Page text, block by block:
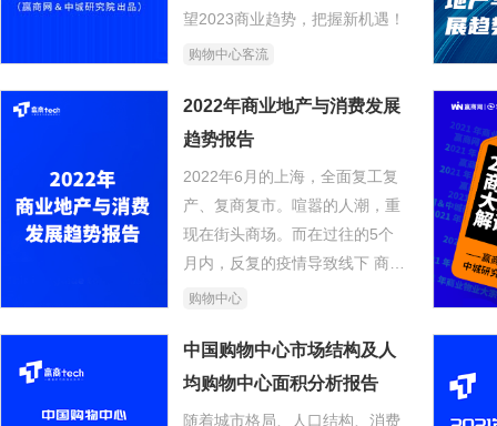
望2023商业趋势，把握新机遇！
购物中心客流
2022年商业地产与消费发展
趋势报告
2022年6月的上海，全面复工复
产、复商复市。喧嚣的人潮，重
现在街头商场。而在过往的5个
月内，反复的疫情导致线下 商业
客流受阻，而持续波动的宏观经
及消费意愿。
购物中心
中国购物中心市场结构及人
均购物中心面积分析报告
随着城市格局、人口结构、消费